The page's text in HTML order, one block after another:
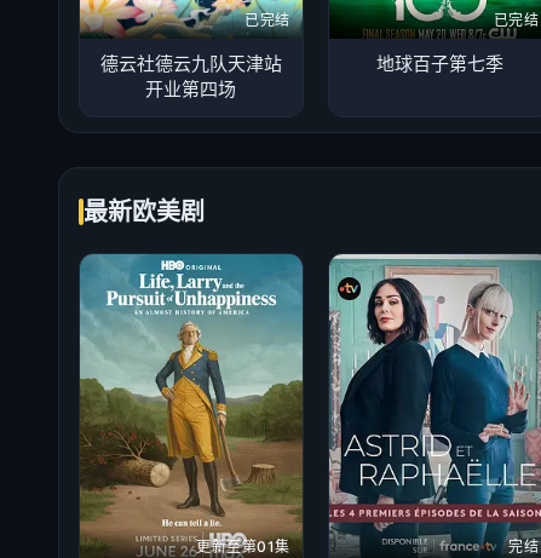
已完结
德云社德云九队天津站
开业第四场
已完结
地球百子第七季
最新欧美剧
更新至第01集 完结